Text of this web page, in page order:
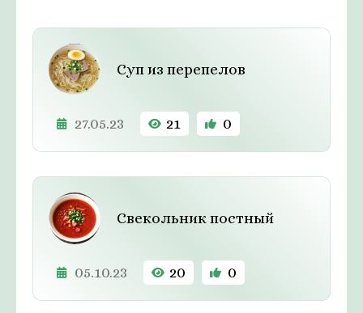
Суп из перепелов
27.05.23 21 0
Свекольник постный
05.10.23 20 0